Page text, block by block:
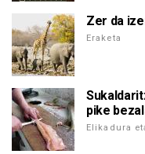
Zer da
Eraketa
pike
Elikadura